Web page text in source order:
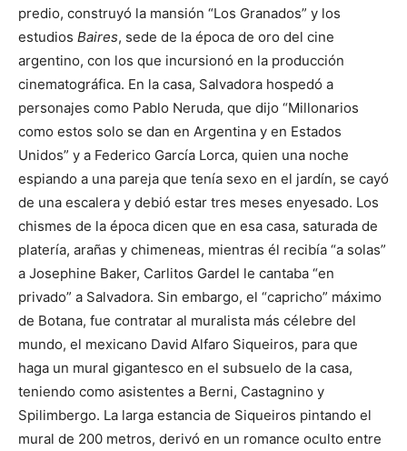
predio, construyó la mansión “Los Granados” y los
estudios Baires, sede de la época de oro del cine
argentino, con los que incursionó en la producción
cinematográfica. En la casa, Salvadora hospedó a
personajes como Pablo Neruda, que dijo “Millonarios
como estos solo se dan en Argentina y en Estados
Unidos” y a Federico García Lorca, quien una noche
espiando a una pareja que tenía sexo en el jardín, se cayó
de una escalera y debió estar tres meses enyesado. Los
chismes de la época dicen que en esa casa, saturada de
platería, arañas y chimeneas, mientras él recibía “a solas”
a Josephine Baker, Carlitos Gardel le cantaba “en
privado” a Salvadora. Sin embargo, el “capricho” máximo
de Botana, fue contratar al muralista más célebre del
mundo, el mexicano David Alfaro Siqueiros, para que
haga un mural gigantesco en el subsuelo de la casa,
teniendo como asistentes a Berni, Castagnino y
Spilimbergo. La larga estancia de Siqueiros pintando el
mural de 200 metros, derivó en un romance oculto entre